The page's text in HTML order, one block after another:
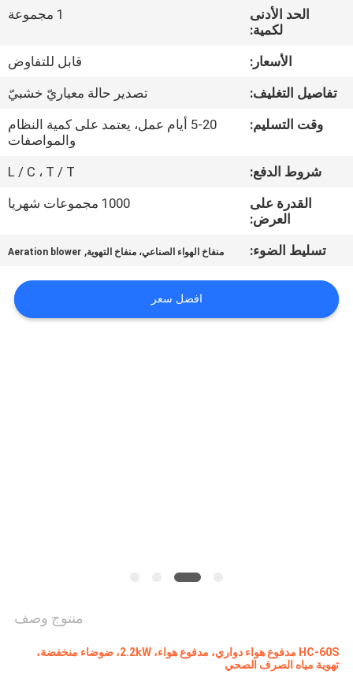
في
المعمل
الجودة
اطلب
الحد الأدنى
لكمية:
1 مجموعة
الأسعار:
قابل للتفاوض
تفاصيل التغليف:
تصدير حالة معياريّ خشبيّ
وقت التسليم:
5-20 أيام عمل، يعتمد على كمية النظام
والمواصفات
شروط الدفع:
L / C ، T / T
القدرة على
العرض:
1000 مجموعات شهريا
تسليط الضوء: منفاخ الهواء الصناعي، منفاخ التهوية,
Aeration blower
افضل سعر
منتوج وصف
HC-60S مدفوع هواء دواري، مدفوع هواء، 2.2kW، ضوضاء منخفضة،
تهوية مياه الصرف الصحي